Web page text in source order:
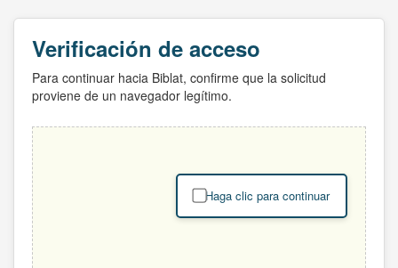
Verificación de acceso
Para continuar hacia Biblat, confirme que la solicitud
proviene de un navegador legítimo.
Haga clic para continuar